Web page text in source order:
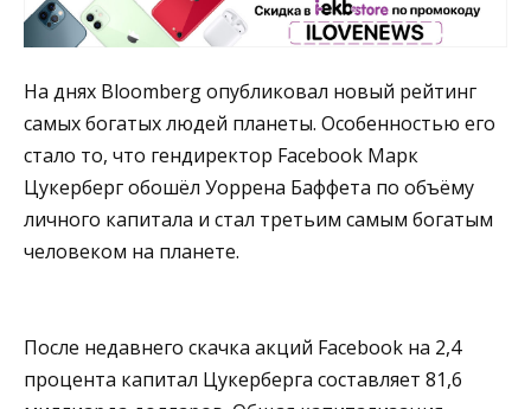
На днях Bloomberg опубликовал новый рейтинг
самых богатых людей планеты. Особенностью его
стало то, что гендиректор Facebook Марк
Цукерберг обошёл Уоррена Баффета по объёму
личного капитала и стал третьим самым богатым
человеком на планете.
После недавнего скачка акций Facebook на 2,4
процента капитал Цукерберга составляет 81,6